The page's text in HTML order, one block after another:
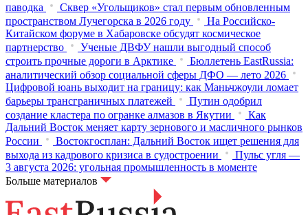
паводка
Сквер «Угольщиков» стал первым обновленным
пространством Лучегорска в 2026 году
На Российско-
Китайском форуме в Хабаровске обсудят космическое
партнерство
Ученые ДВФУ нашли выгодный способ
строить прочные дороги в Арктике
Бюллетень EastRussia:
аналитический обзор социальной сферы ДФО — лето 2026
Цифровой юань выходит на границу: как Маньчжоули ломает
барьеры трансграничных платежей
Путин одобрил
создание кластера по огранке алмазов в Якутии
Как
Дальний Восток меняет карту зернового и масличного рынков
России
Востокгосплан: Дальний Восток ищет решения для
выхода из кадрового кризиса в судостроении
Пульс угля —
3 августа 2026: угольная промышленность в моменте
Больше материалов